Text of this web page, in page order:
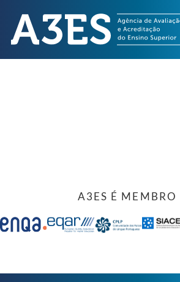
A3ES É MEMBRO